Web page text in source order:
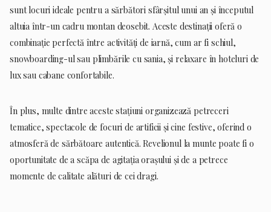
sunt locuri ideale pentru a sărbători sfârșitul unui an și începutul
altuia într-un cadru montan deosebit. Aceste destinații oferă o
combinație perfectă între activități de iarnă, cum ar fi schiul,
snowboarding-ul sau plimbările cu sania, și relaxare în hoteluri de
lux sau cabane confortabile.
În plus, multe dintre aceste stațiuni organizează petreceri
tematice, spectacole de focuri de artificii și cine festive, oferind o
atmosferă de sărbătoare autentică. Revelionul la munte poate fi o
oportunitate de a scăpa de agitația orașului și de a petrece
momente de calitate alături de cei dragi.